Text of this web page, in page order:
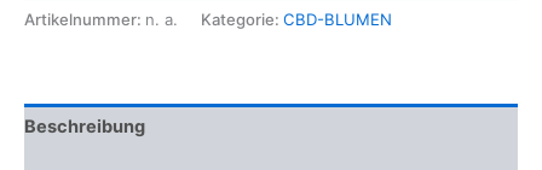
Artikelnummer: n. a. Kategorie: CBD-BLUMEN
Beschreibung